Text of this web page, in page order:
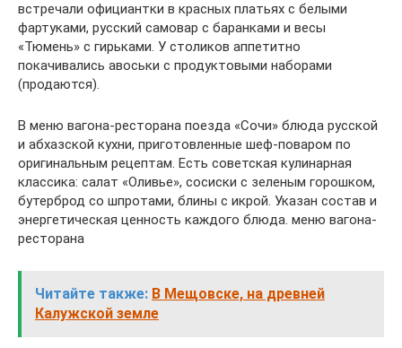
встречали официантки в красных платьях с белыми
фартуками, русский самовар с баранками и весы
«Тюмень» с гирьками. У столиков аппетитно
покачивались авоськи с продуктовыми наборами
(продаются).
В меню вагона-ресторана поезда «Сочи» блюда русской
и абхазской кухни, приготовленные шеф-поваром по
оригинальным рецептам. Есть советская кулинарная
классика: салат «Оливье», сосиски с зеленым горошком,
бутерброд со шпротами, блины с икрой. Указан состав и
энергетическая ценность каждого блюда. меню вагона-
ресторана
Читайте также: В Мещовске, на древней
Калужской земле